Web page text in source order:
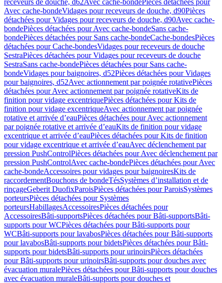
receveurs de douche, d62Avec cache-bondePièces détachées pour
Avec cache-bondeVidages pour receveurs de douche, d90Pièces
détachées pour Vidages pour receveurs de douche, d90Avec cache-
bondePièces détachées pour Avec cache-bondeSans cache-
bondePièces détachées pour Sans cache-bondeCache-bondesPièces
détachées pour Cache-bondesVidages pour receveurs de douche
SestraPièces détachées pour Vidages pour receveurs de douche
SestraSans cache-bondePièces détachées pour Sans cache-
bondeVidages pour baignoires, d52Pièces détachées pour Vidages
pour baignoires, d52Avec actionnement par poignée rotativePièces
détachées pour Avec actionnement par poignée rotativeKits de
finition pour vidage excentriquePièces détachées pour Kits de
finition pour vidage excentriqueAvec actionnement par poignée
rotative et arrivée d’eauPièces détachées pour Avec actionnement
par poignée rotative et arrivée d’eauKits de finition pour vidage
excentrique et arrivée d’eauPièces détachées pour Kits de finition
pour vidage excentrique et arrivée d’eauAvec déclenchement par
pression PushControlPièces détachées pour Avec déclenchement par
pression PushControlAvec cache-bondePièces détachées pour Avec
cache-bondeAccessoires pour vidages pour baignoiresKits de
raccordementBouchons de bondeTésSystèmes d’installation et de
rinçageGeberit DuofixParoisPièces détachées pour ParoisSystèmes
porteursPièces détachées pour Systèmes
porteursHabillagesAccessoiresPièces détachées pour
AccessoiresBâti-supportsPièces détachées pour Bâti-supportsBâti-
supports pour WCPièces détachées pour Bâti-supports pour
WCBâti-supports pour lavabosPièces détachées pour Bâti-supports
pour lavabosBâti-supports pour bidetsPièces détachées pour Bâti-
supports pour bidetsBâti-supports pour urinoirsPièces détachées
pour Bâti-supports pour urinoirsBâti-supports pour douches avec
évacuation muralePièces détachées pour Bâti-supports pour douches
avec évacuation muraleBâti-supports pour douches et